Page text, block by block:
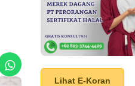
Lihat E-Koran